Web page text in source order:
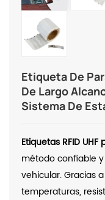
Etiqueta De
De Largo
Sistema De
Etiquetas RFID
método confiable
vehicular. Gracias
temperaturas,